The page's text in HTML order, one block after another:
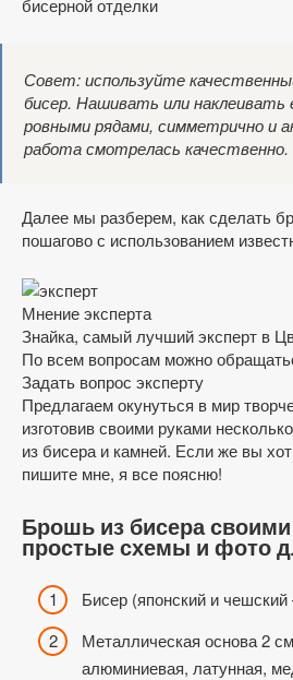
Совет: используйте
бисер. Нашивать или наклеивать
ровными рядами, симметрично и
работа смотрелась качественно.
Далее мы разберем, как сделать
пошагово с использованием
Мнение эксперта
Знайка, самый лучший эксперт в
По всем вопросам можно
Задать вопрос эксперту
Предлагаем окунуться в мир
изготовив своими руками
из бисера и камней. Если же вы
пишите мне, я все поясню!
Брошь из бисера
простые схемы и фото
Бисер (японский и
Металлическая основа 2
алюминиевая, латунная,